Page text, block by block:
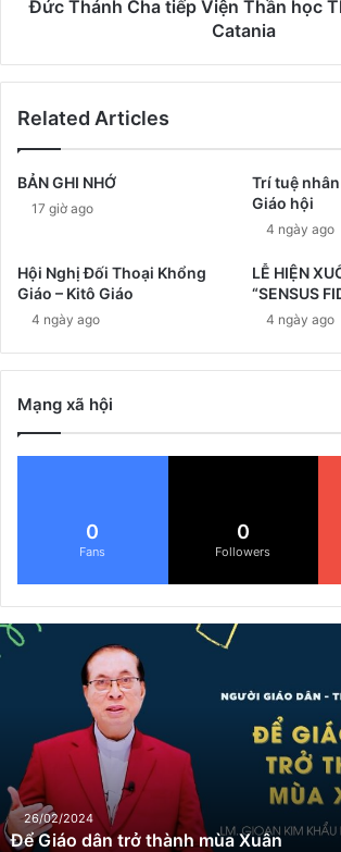
Đức Thánh Cha tiếp Viện Thần học
Catania
Related Articles
BẢN GHI NHỚ
17 giờ ago
Trí tuệ
Giáo hội
4 ngày ago
Hội Nghị Đối Thoại Khổng
Giáo – Kitô Giáo
4 ngày ago
LỄ HIỆN
“SENSUS
4 ngày ago
Mạng xã hội
0
Fans
0
Followers
Đ
ể
â
n
t
26/02/2024
Để Giáo dân trở thành mùa Xuân